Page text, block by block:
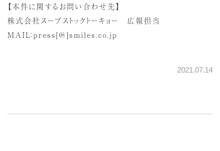
【本件に関するお問い合わせ先】
株式会社スープストックトーキョー 広報担当
MAIL：press[@]smiles.co.jp
2021.07.14